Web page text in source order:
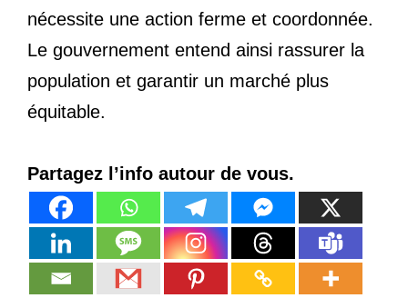
nécessite une action ferme et coordonnée.
Le gouvernement entend ainsi rassurer la
population et garantir un marché plus
équitable.
Partagez l’info autour de vous.